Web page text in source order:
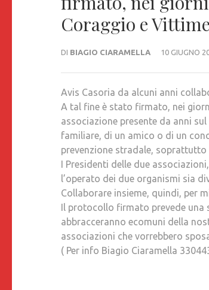
Coraggio e
DI BIAGIO CIARAMELLA 10 GIUGNO
Avis Casoria da alcuni anni
A tal fine è stato firmato, nei
associazione presente da anni
familiare, di un amico o di un
prevenzione stradale, soprattutto
I Presidenti delle due
l’operato dei due organismi sia
Collaborare insieme, quindi, per
Il protocollo firmato prevede una
abbracceranno ecomuni della
associazioni che vorrebbero
( Per info Biagio Ciaramella